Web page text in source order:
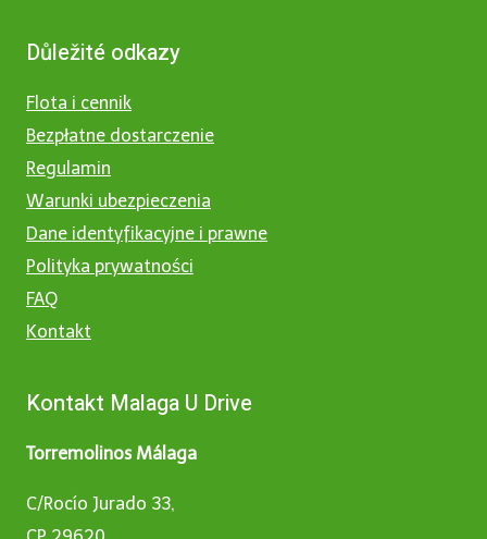
Důležité odkazy
Flota i cennik
Bezpłatne dostarczenie
Regulamin
Warunki ubezpieczenia
Dane identyfikacyjne i prawne
Polityka prywatności
FAQ
Kontakt
Kontakt Malaga U Drive
Torremolinos Málaga
C/Rocío Jurado 33,